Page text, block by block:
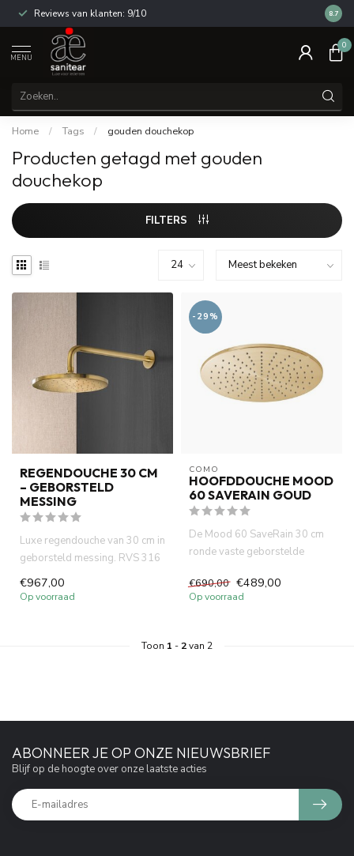
Reviews van klanten: 9/10 14
8.7
MENU
0
Home / Tags / gouden douchekop
Producten getagd met gouden
douchekop
FILTERS
REGENDOUCHE 30 CM
– GEBORSTELD
MESSING
Luxe regendouche van 30 cm in
geborsteld messing. RVS 316
met wandarm, Italiaans...
€967,00
Op voorraad
-29%
COMO
HOOFDDOUCHE MOOD
60 SAVERAIN GOUD
De Mood 60 SaveRain 30 cm
ronde vaste geborstelde
chi...
€690,00 €489,00
Op voorraad
Toon 1 - 2van 2
ABONNEER JE OP ONZE NIEUWSBRIEF
Blijf op de hoogte over onze laatste acties